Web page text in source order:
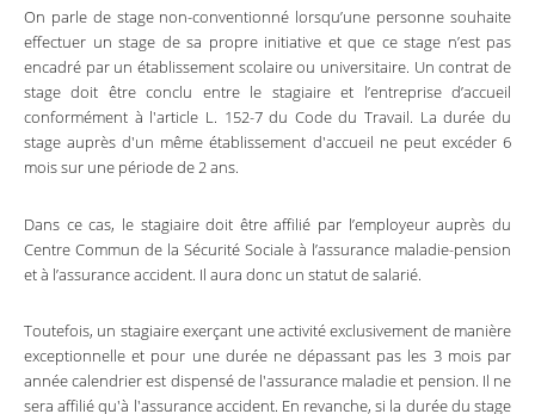
On parle de stage non-conventionné lorsqu’une personne souhaite
effectuer un stage de sa propre initiative et que ce stage n’est pas
encadré par un établissement scolaire ou universitaire. Un contrat de
stage doit être conclu entre le stagiaire et l’entreprise d’accueil
conformément à l'article L. 152-7 du Code du Travail. La durée du
stage auprès d'un même établissement d'accueil ne peut excéder 6
mois sur une période de 2 ans.
Dans ce cas, le stagiaire doit être affilié par l’employeur auprès du
Centre Commun de la Sécurité Sociale à l’assurance maladie-pension
et à l’assurance accident. Il aura donc un statut de salarié.
Toutefois, un stagiaire exerçant une activité exclusivement de manière
exceptionnelle et pour une durée ne dépassant pas les 3 mois par
année calendrier est dispensé de l'assurance maladie et pension. Il ne
sera affilié qu'à l'assurance accident. En revanche, si la durée du stage